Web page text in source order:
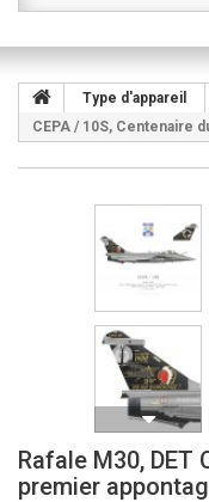
Type d'appareil
CEPA / 10S, Centenaire
Rafale M30, DET
premier